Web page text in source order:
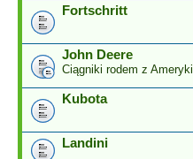
Fortschritt
John Deere
Ciągniki rodem z Ameryki
Kubota
Landini